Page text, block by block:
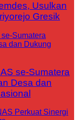
Usulkan
Gresik
se-Sumatera
Desa dan